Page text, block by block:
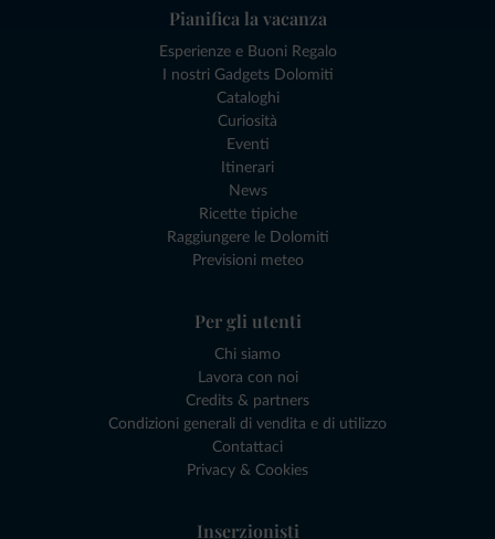
Pianifica la vacanza
Esperienze e Buoni Regalo
I nostri Gadgets Dolomiti
Cataloghi
Curiosità
Eventi
Itinerari
News
Ricette tipiche
Raggiungere le Dolomiti
Previsioni meteo
Per gli utenti
Chi siamo
Lavora con noi
Credits & partners
Condizioni generali di vendita e di utilizzo
Contattaci
Privacy & Cookies
Inserzionisti